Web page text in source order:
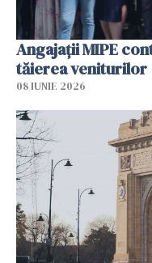
Angajaţii MIPE
tăierea veniturilor
08 IUNIE 2026